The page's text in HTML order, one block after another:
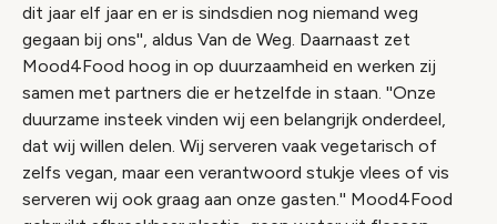
dit jaar elf jaar en er is sindsdien nog niemand weg
gegaan bij ons'', aldus Van de Weg. Daarnaast zet
Mood4Food hoog in op duurzaamheid en werken zij
samen met partners die er hetzelfde in staan. ''Onze
duurzame insteek vinden wij een belangrijk onderdeel,
dat wij willen delen. Wij serveren vaak vegetarisch of
zelfs vegan, maar een verantwoord stukje vlees of vis
serveren wij ook graag aan onze gasten.'' Mood4Food